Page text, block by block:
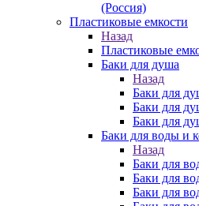
(Россия)
Пластиковые емкости
Назад
Пластиковые
Баки для душа
Назад
Баки для
Баки для
Баки для
Баки для воды и
Назад
Баки для
Баки для
Баки для